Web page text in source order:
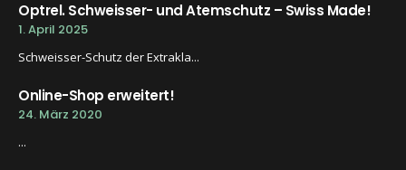
Optrel. Schweisser- und Atemschutz – Swiss Made!
1. April 2025
Schweisser-Schutz der Extrakla...
Online-Shop erweitert!
24. März 2020
...